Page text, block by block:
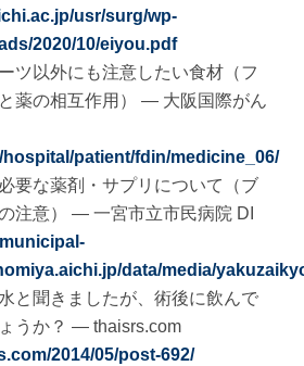
usr/surg/wp-
2020/10/eiyou.pdf
ツ以外にも注意したい食材（フ
薬の相互作用） — 大阪国際がん
patient/fdin/medicine_06/
要な薬剤・サプリについて（ブ
注意） — 一宮市立市民病院 DI
data/media/
と聞きましたが、術後に飲んで
うか？ — thaisrs.com
2014/05/post-692/